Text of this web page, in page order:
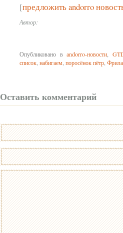
[предложить andorro
Автор:
Опубликовано вandorro-новости
список набигаем поросёнок пётр
Оставить комментарий